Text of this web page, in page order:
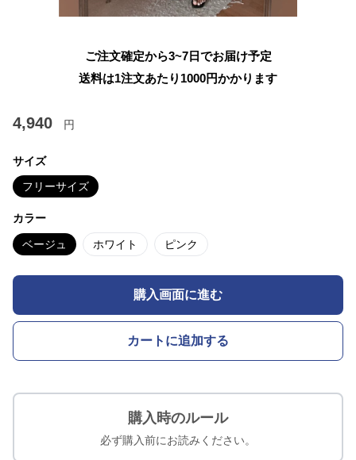
ご注文確定から3~7日でお届け予定
送料は1注文あたり 1000円かかります
4,940 円
サイズ
フリーサイズ
カラー
ベージュ ホワイト ピンク
購入画面に進む
カートに追加する
購入時のルール
必ず購入前にお読みください。